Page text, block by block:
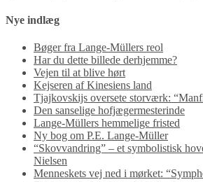
Nye indlæg
Bøger fra Lange-Müllers reol
Har du dette billede derhjemme?
Vejen til at blive hørt
Kejseren af Kinesiens land
Tjajkovskijs oversete storværk:
Den sanselige hofjægermesterinde
Lange-Müllers hemmelige fristed
Ny bog om P.E. Lange-Müller
“Skovvandring” – et symbolistisk
Nielsen
Menneskets vej ned i mørket: